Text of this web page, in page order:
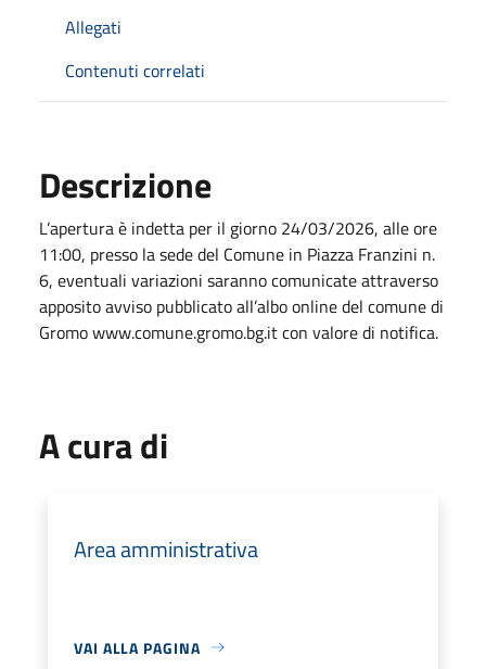
Allegati
Contenuti correlati
Descrizione
L’apertura è indetta per il giorno 24/03/2026, alle ore
11:00, presso la sede del Comune in Piazza Franzini n.
6, eventuali variazioni saranno comunicate attraverso
apposito avviso pubblicato all’albo online del comune di
Gromo www.comune.gromo.bg.it con valore di notifica.
A cura di
Area amministrativa
VAI ALLA PAGINA